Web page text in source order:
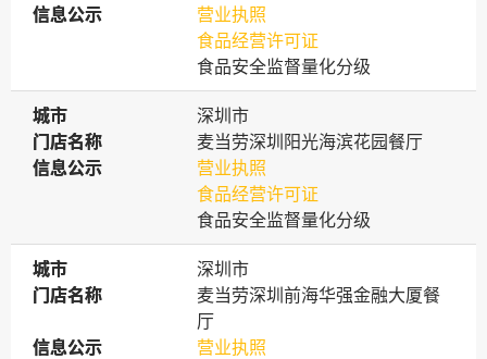
信息公示
信息公示
营业执照
食品经营许可证
食品安全监督量化分级
城市
城市
深圳市
门店名称
门店名称
麦当劳深圳阳光海滨花园餐厅
信息公示
信息公示
营业执照
食品经营许可证
食品安全监督量化分级
城市
城市
深圳市
门店名称
门店名称
麦当劳深圳前海华强金融大厦餐
厅
信息公示
信息公示
营业执照